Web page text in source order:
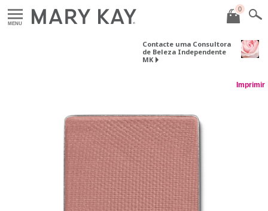
MENU
0
Contacte uma Consultora
de Beleza Independente
MK
Imprimir